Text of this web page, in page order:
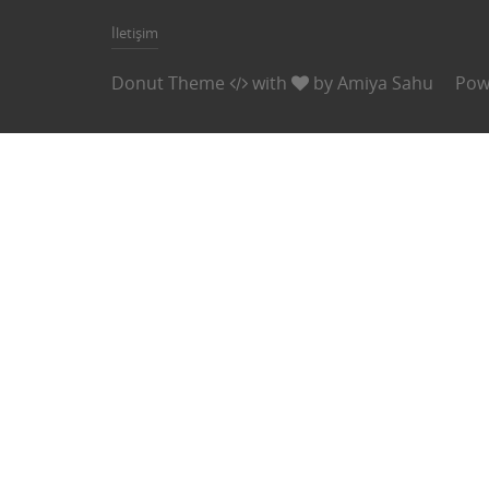
İletişim
Donut Theme with byAmiya Sahu